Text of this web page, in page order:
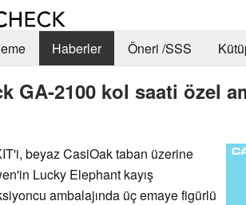
Haberler Öneri /SSS
GA-2100 kol saati özel
beyaz CasiOak taban üzerine
Lucky Elephant kayış
ambalajında üç emaye figürlü